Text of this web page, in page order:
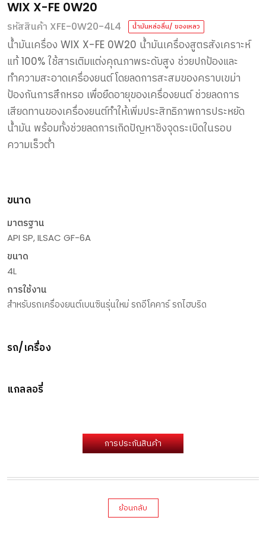
WIX X-FE 0W20
รหัสสินค้า XFE-0W20-4L4 น้ำมันหล่อลื่น/ ของเหลว
น้ำมันเครื่อง WIX X-FE 0W20 น้ำมันเครื่องสูตรสังเคราะห์
แท้100% ใช้สารเติมแต่งคุณภาพระดับสูง ช่วยปกป้องและ
ทำความสะอาดเครื่องยนต์ โดยลดการสะสมของคราบเขม่า
ป้องกันการสึกหรอ เพื่อยืดอายุของเครื่องยนต์ ช่วยลดการ
เสียดทานของเครื่องยนต์ทำให้เพิ่มประสิทธิภาพการประหยัด
น้ำมัน พร้อมทั้งช่วยลดการเกิดปัญหาชิงจุดระเบิดในรอบ
ความเร็วต่ำ
ขนาด
มาตรฐาน
API SP, ILSAC GF-6A
ขนาด
4L
การใช้งาน
สำหรับรถเครื่องยนต์เบนซินรุ่นใหม่ รถอีโคคาร์ รถไฮบริด
รถ/เครื่อง
แกลลอรี่
การประกันสินค้า
ย้อนกลับ